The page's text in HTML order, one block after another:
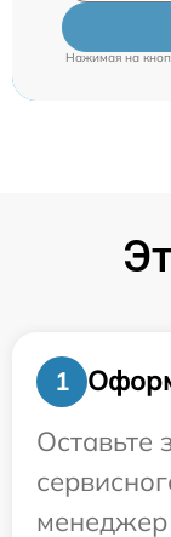
Нажимая на
1
Оставьте
менеджер